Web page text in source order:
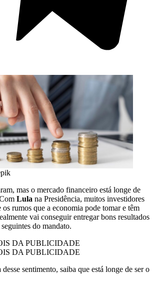
mas o mercado financeiro está longe de
Lula na Presidência, muitos investidores
os rumos que a economia pode tomar e têm
vai conseguir entregar bons resultados
do mandato.
DA PUBLICIDADE
DA PUBLICIDADE
sentimento, saiba que está longe de ser o